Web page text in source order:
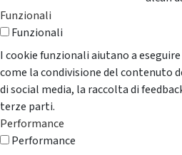
Funzionali
Funzionali
I cookie funzionali aiutano a
come la condivisione del contenuto
di social media, la raccolta di
terze parti.
Performance
Performance